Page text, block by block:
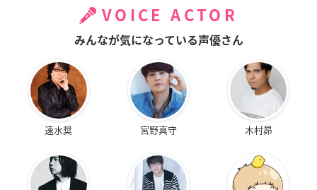
VOICE ACTOR
みんなが気になっている声優さん
速水奨 宮野真守 木村昴